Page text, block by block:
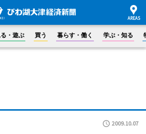
る・遊ぶ 買う 暮らす・働く 学ぶ・知る
2009.10.07